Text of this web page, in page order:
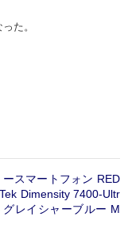
た。
スマートフォン RED
Dimensity 7400-Ultr
レイシャーブルー M